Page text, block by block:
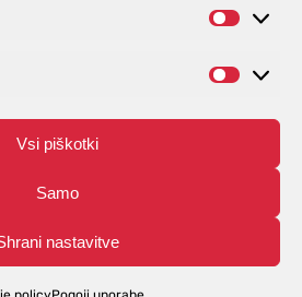
Vsi piškotki
Samo
nastavitve
| Izdelava spletnih trgovin
Spletnik.si